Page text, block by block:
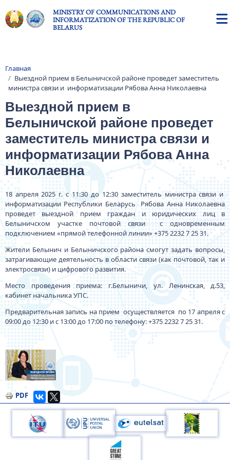
MINISTRY OF COMMUNICATIONS AND
INFORMATIZATION OF THE REPUBLIC OF
BELARUS
Breadcrumb
Главная
Выездной прием в Белыничской районе проведет заместитель
министра связи и информатизации Рябова Анна Николаевна
Выездной прием в
Белыничской районе проведет
заместитель министра связи и
информатизации Рябова Анна
Николаевна
18 апреля 2025 г. с 11:30 до 12:30 заместитель министра связи и
информатизации Республики Беларусь Рябова Анна Николаевна
проведет выездной прием граждан и юридических лиц в
Белыничском участке почтовой связи с одновременным
подключением «прямой телефонной линии» +375 2232 7 25 31.
Жители Белынич и Белыничского района смогут задать вопросы,
затрагивающие деятельность в области связи (как почтовой, так и
электросвязи) и цифрового развития.
Место проведения приема: г.Белыничи, ул. Ленинская, д.53,
кабинет начальника УПС.
Предварительная запись на прием осуществляется по 17 апреля с
09:00 до 12:30 и с 13:00 до 17:00 по телефону: +375 2232 7 25 31.
Изображение
PDF